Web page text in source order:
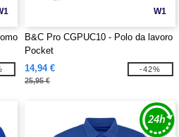
W1
B&C Pro CGPUC10 - Polo da lavoro
Pocket
14,94 €
25,95 €
-42%